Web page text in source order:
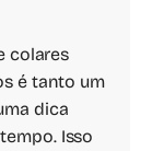
colares
é tanto um
dica
Isso